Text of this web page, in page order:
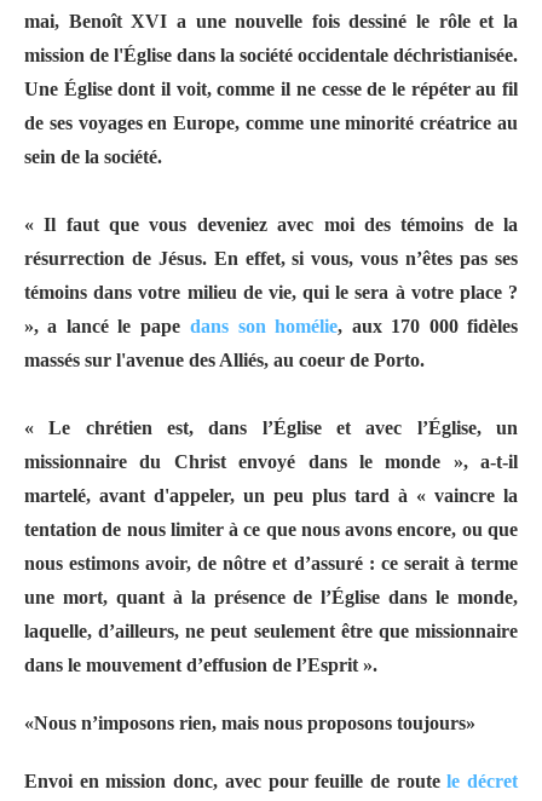
mai, Benoît XVI a une nouvelle fois dessiné le rôle et la
mission de l'Église dans la société occidentale déchristianisée.
Une Église dont il voit, comme il ne cesse de le répéter au fil
de ses voyages en Europe, comme une minorité créatrice au
sein de la société.
« Il faut que vous deveniez avec moi des témoins de la
résurrection de Jésus. En effet, si vous, vous n’êtes pas ses
témoins dans votre milieu de vie, qui le sera à votre place ?
», a lancé le pape dans son homélie, aux 170 000 fidèles
massés sur l'avenue des Alliés, au coeur de Porto.
« Le chrétien est, dans l’Église et avec l’Église, un
missionnaire du Christ envoyé dans le monde », a-t-il
martelé, avant d'appeler, un peu plus tard à « vaincre la
tentation de nous limiter à ce que nous avons encore, ou que
nous estimons avoir, de nôtre et d’assuré : ce serait à terme
une mort, quant à la présence de l’Église dans le monde,
laquelle, d’ailleurs, ne peut seulement être que missionnaire
dans le mouvement d’effusion de l’Esprit ».
«Nous n’imposons rien, mais nous proposons toujours»
Envoi en mission donc, avec pour feuille de routele décret